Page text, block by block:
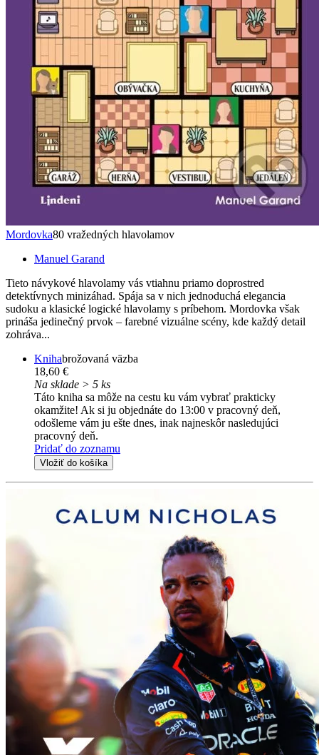
Mordovka80 vražedných hlavolamov
Manuel Garand
Tieto návykové hlavolamy vás vtiahnu priamo doprostred
detektívnych minizáhad. Spája sa v nich jednoduchá elegancia
sudoku a klasické logické hlavolamy s príbehom. Mordovka však
prináša jedinečný prvok – farebné vizuálne scény, kde každý detail
zohráva...
Knihabrožovaná väzba
18,60 €
Na sklade > 5 ks
Táto kniha sa môže na cestu ku vám vybrať prakticky
okamžite! Ak si ju objednáte do 13:00 v pracovný deň,
odošleme vám ju ešte dnes, inak najneskôr nasledujúci
pracovný deň.
Pridať do zoznamu
Vložiť do košíka